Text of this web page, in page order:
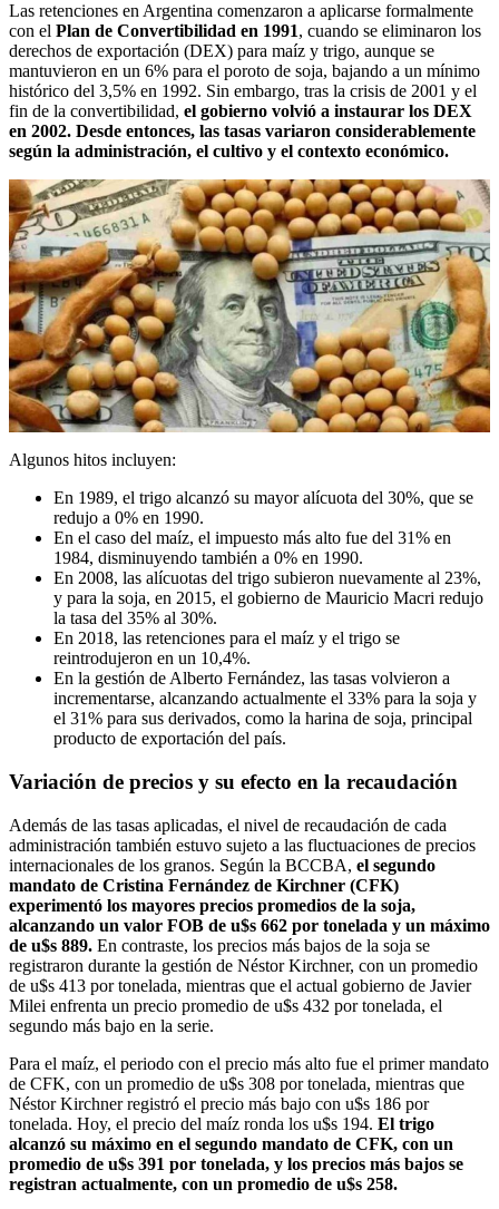
Las retenciones en Argentina comenzaron a aplicarse formalmente
con el Plan de Convertibilidad en 1991, cuando se eliminaron los
derechos de exportación (DEX) para maíz y trigo, aunque se
mantuvieron en un 6% para el poroto de soja, bajando a un mínimo
histórico del 3,5% en 1992. Sin embargo, tras la crisis de 2001 y el
fin de la convertibilidad, el gobierno volvió a instaurar los DEX
en 2002. Desde entonces, las tasas variaron considerablemente
según la administración, el cultivo y el contexto económico.
Algunos hitos incluyen:
En 1989, el trigo alcanzó su mayor alícuota del 30%, que se
redujo a 0% en 1990.
En el caso del maíz, el impuesto más alto fue del 31% en
1984, disminuyendo también a 0% en 1990.
En 2008, las alícuotas del trigo subieron nuevamente al 23%,
y para la soja, en 2015, el gobierno de Mauricio Macri redujo
la tasa del 35% al 30%.
En 2018, las retenciones para el maíz y el trigo se
reintrodujeron en un 10,4%.
En la gestión de Alberto Fernández, las tasas volvieron a
incrementarse, alcanzando actualmente el 33% para la soja y
el 31% para sus derivados, como la harina de soja, principal
producto de exportación del país.
Variación de precios y su efecto en la recaudación
Además de las tasas aplicadas, el nivel de recaudación de cada
administración también estuvo sujeto a las fluctuaciones de precios
internacionales de los granos. Según la BCCBA, el segundo
mandato de Cristina Fernández de Kirchner (CFK)
experimentó los mayores precios promedios de la soja,
alcanzando un valor FOB de u$s 662 por tonelada y un máximo
de u$s 889. En contraste, los precios más bajos de la soja se
registraron durante la gestión de Néstor Kirchner, con un promedio
de u$s 413 por tonelada, mientras que el actual gobierno de Javier
Milei enfrenta un precio promedio de u$s 432 por tonelada, el
segundo más bajo en la serie.
Para el maíz, el periodo con el precio más alto fue el primer mandato
de CFK, con un promedio de u$s 308 por tonelada, mientras que
Néstor Kirchner registró el precio más bajo con u$s 186 por
tonelada. Hoy, el precio del maíz ronda los u$s 194. El trigo
alcanzó su máximo en el segundo mandato de CFK, con un
promedio de u$s 391 por tonelada, y los precios más bajos se
registran actualmente, con un promedio de u$s 258.